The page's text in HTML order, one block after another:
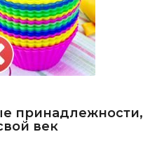
принадлежности,
век